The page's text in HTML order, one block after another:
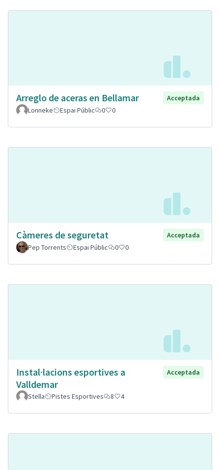
Arreglo de aceras en Bellamar
Acceptada
Lonneke
Espai Públic 0 0
Càmeres de seguretat
Acceptada
Pep Torrents
Espai Públic 0 0
Instal·lacions esportives a
Valldemar
Acceptada
Stella Pistes Esportives 8 4